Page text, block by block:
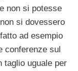
non si potesse
si dovessero
ad esempio
conferenze sul
taglio uguale per